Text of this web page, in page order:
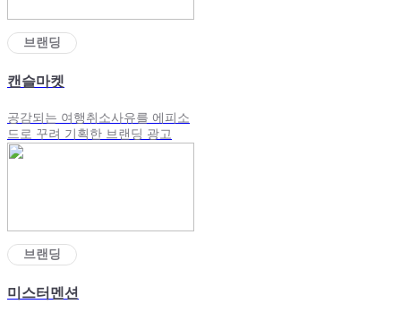
브랜딩
캔슬마켓
공감되는 여행취소사유를 에피소
드로 꾸려 기획한 브랜딩 광고
브랜딩
미스터멘션